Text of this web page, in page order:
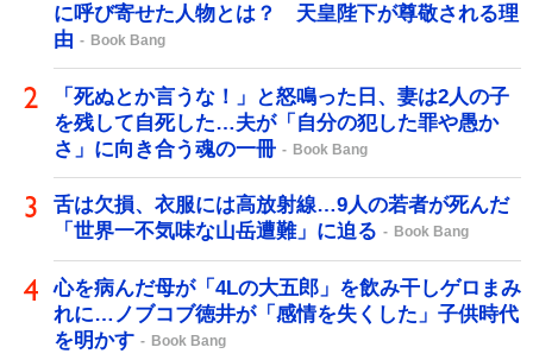
に呼び寄せた人物とは？ 天皇陛下が尊敬される理
由
Book Bang
「死ぬとか言うな！」と怒鳴った日、妻は2人の子
を残して自死した…夫が「自分の犯した罪や愚か
さ」に向き合う魂の一冊
Book Bang
舌は欠損、衣服には高放射線…9人の若者が死んだ
「世界一不気味な山岳遭難」に迫る
Book Bang
心を病んだ母が「4Lの大五郎」を飲み干しゲロまみ
れに…ノブコブ徳井が「感情を失くした」子供時代
を明かす
Book Bang